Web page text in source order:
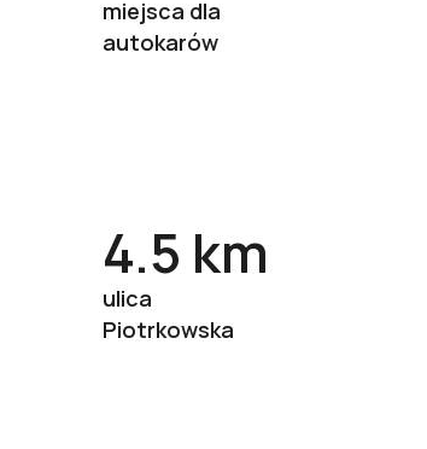
miejsca dla
autokarów
4.5 km
ulica
Piotrkowska